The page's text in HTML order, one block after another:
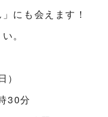
にも会えます！
。
30分